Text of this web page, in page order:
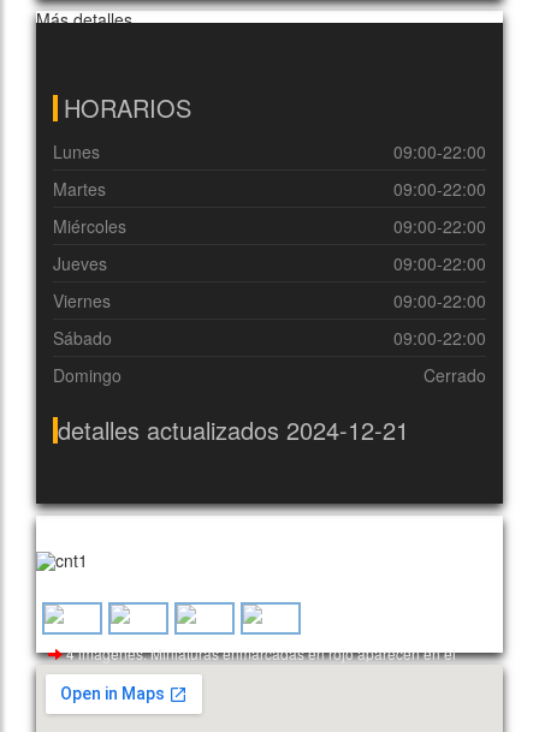
Más detalles…
HORARIOS
Lunes
09:00-22:00
Martes
09:00-22:00
Miércoles
09:00-22:00
Jueves
09:00-22:00
Viernes
09:00-22:00
Sábado
09:00-22:00
Domingo
Cerrado
detalles actualizados 2024-12-21
4 imágenes. Miniaturas enmarcadas en rojo aparecen en el
encabezado.